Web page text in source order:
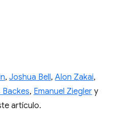
, Joshua Bell, Alon Zakai,
Backes, Emanuel Ziegler y
artículo.